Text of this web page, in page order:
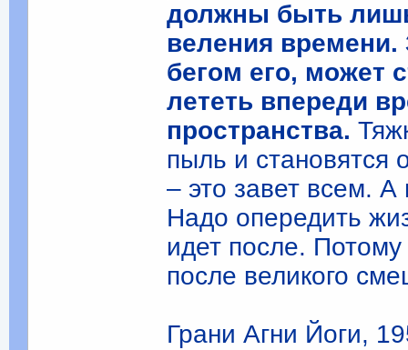
должны быть
веления времени.
бегом его, может
лететь впереди
пространства.
пыль и становятся
– это завет всем.
Надо опередить
идет после.
после великого
Грани Агни Йоги,